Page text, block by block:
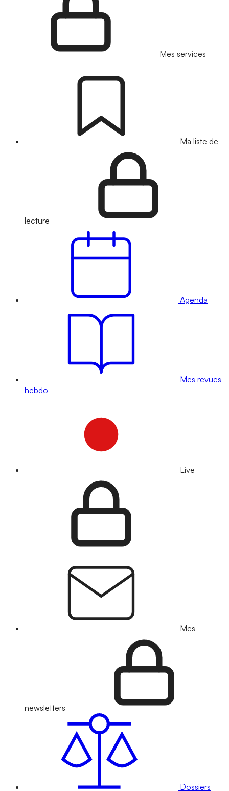
Mes services
Ma liste de
lecture
Agenda
Mes revues
hebdo
Live
Mes
newsletters
Dossiers